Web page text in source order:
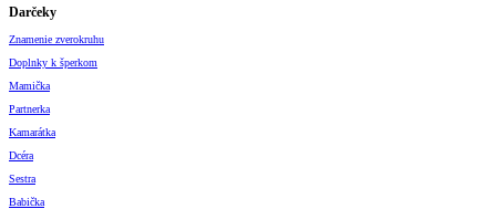
Darčeky
Znamenie zverokruhu
Doplnky k šperkom
Mamička
Partnerka
Kamarátka
Dcéra
Sestra
Babička